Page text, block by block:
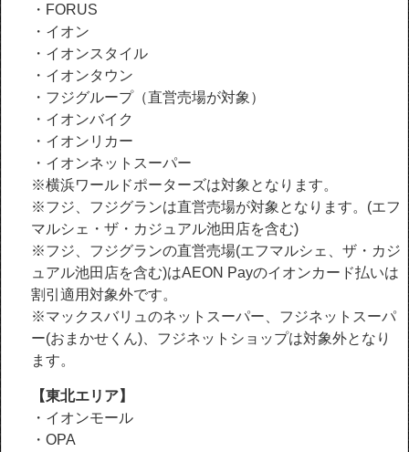
・FORUS
・イオン
・イオンスタイル
・イオンタウン
・フジグループ（直営売場が対象）
・イオンバイク
・イオンリカー
・イオンネットスーパー
※横浜ワールドポーターズは対象となります。
※フジ、フジグランは直営売場が対象となります。(エフ
マルシェ・ザ・カジュアル池田店を含む)
※フジ、フジグランの直営売場(エフマルシェ、ザ・カジ
ュアル池田店を含む)はAEON Payのイオンカード払いは
割引適用対象外です。
※マックスバリュのネットスーパー、フジネットスーパ
ー(おまかせくん)、フジネットショップは対象外となり
ます。
【東北エリア】
・イオンモール
・OPA